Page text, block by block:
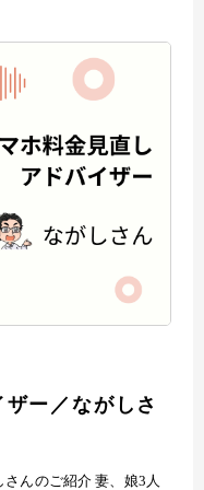
ー／ながしさ
紹介 妻、娘3人